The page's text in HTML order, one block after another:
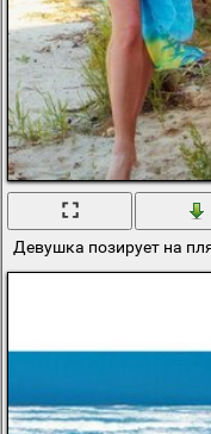
Девушка позирует на